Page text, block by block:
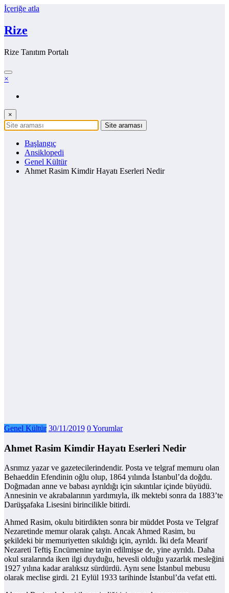
İçeriğe atla
Rize
Rize Tanıtım Portalı
×
×
Başlangıç
Ansiklopedi
Genel Kültür
Ahmet Rasim Kimdir Hayatı Eserleri Nedir
Genel Kültür 30/11/2019 0 Yorumlar
Ahmet Rasim Kimdir Hayatı Eserleri Nedir
Asrımız yazar ve gazetecilerindendir. Posta ve telgraf memuru olan
Behaeddin Efendinin oğlu olup, 1864 yılında İstanbul’da doğdu.
Doğmadan anne ve babası ayrıldığı için sıkıntılar içinde büyüdü.
Annesinin ve akrabalarının yardımıyla, ilk mektebi sonra da 1883’te
Darüşşafaka Lisesini birincilikle bitirdi.
Ahmed Rasim, okulu bitirdikten sonra bir müddet Posta ve Telgraf
Nezaretinde memur olarak çalıştı. Ancak Ahmed Rasim, bu
şekildeki bir memuriyetten sıkıldığı için, ayrıldı. İki defa Mearif
Nezareti Teftiş Encümenine tayin edilmişse de, yine ayrıldı. Daha
okul sıralarında iken ilgi duyduğu, hevesli olduğu yazarlık mesleğini
1927 yılına kadar aralıksız sürdürdü. Aynı sene İstanbul mebusu
olarak meclise girdi. 21 Eylül 1933 tarihinde İstanbul’da vefat etti.